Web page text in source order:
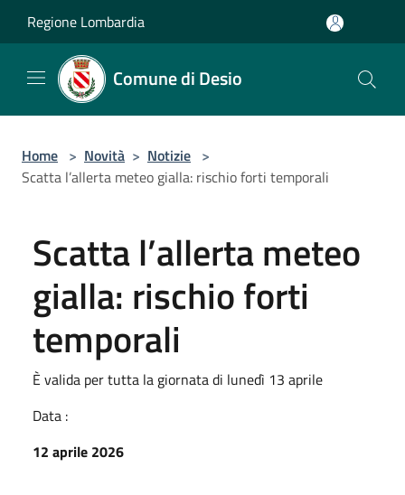
Regione Lombardia
Comune di Desio
Home > Novità > Notizie >
Scatta l’allerta meteo gialla: rischio forti temporali
Scatta l’allerta meteo
gialla: rischio forti
temporali
È valida per tutta la giornata di lunedì 13 aprile
Data :
12 aprile 2026